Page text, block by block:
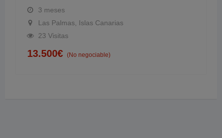
3 meses
Las Palmas, Islas Canarias
23 Visitas
13.500€ (No negociable)